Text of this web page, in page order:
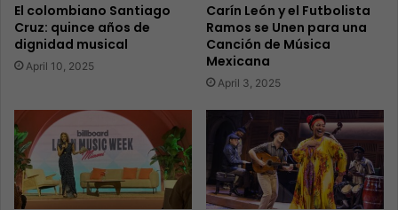
El colombiano Santiago
Cruz: quince años de
dignidad musical
April 10, 2025
Carín León y el Futbolista
Ramos se Unen para una
Canción de Música
Mexicana
April 3, 2025